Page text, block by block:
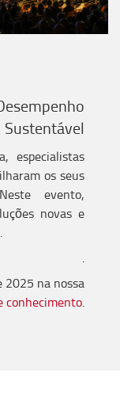
Sustentável
especialistas
os seus
evento,
novas e
.
2025 na nossa
conhecimento.